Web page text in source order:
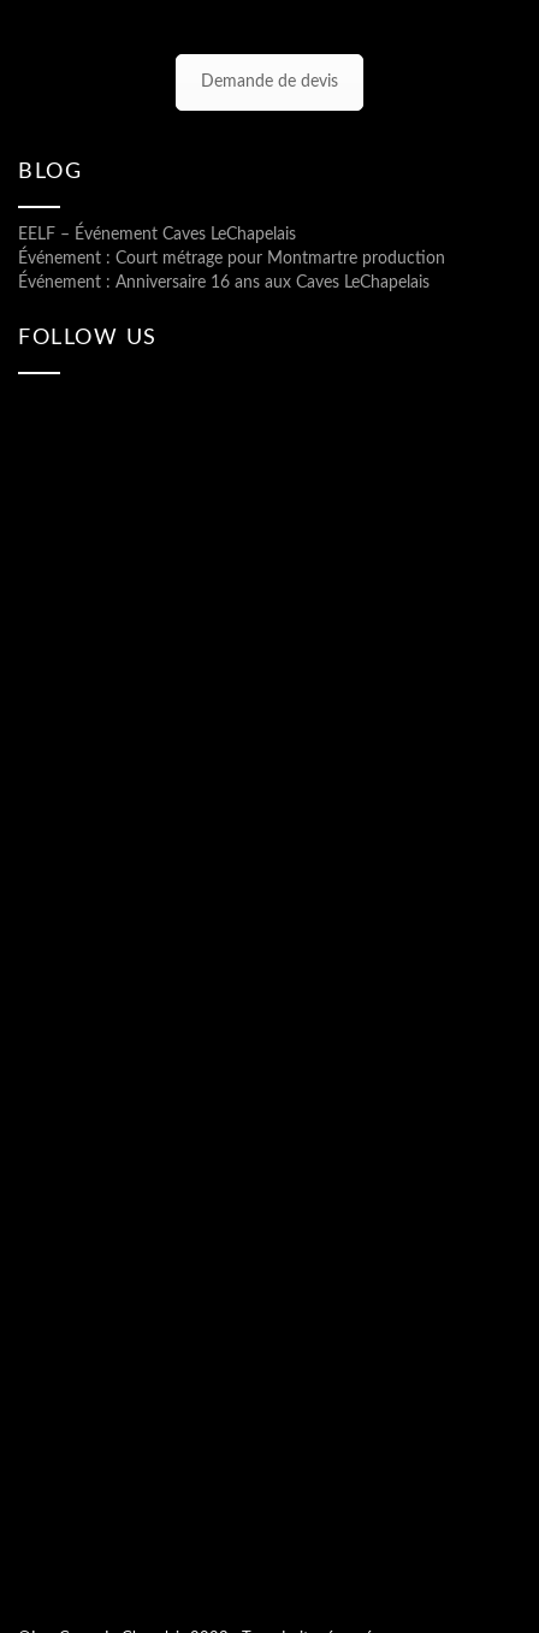
Demande de devis
BLOG
EELF – Événement Caves LeChapelais
Événement : Court métrage pour Montmartre production
Événement : Anniversaire 16 ans aux Caves LeChapelais
FOLLOW US